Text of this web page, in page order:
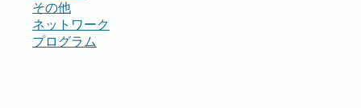
その他
ネットワーク
プログラム